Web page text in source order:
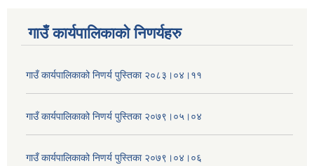
गाउँ कार्यपालिकाकाे निणर्यहरु
गाउँ कार्यपालिकाको निणर्य पुस्तिका २०८३।०४।११
गाउँ कार्यपालिकाको निणर्य पुस्तिका २०७९।०५।०४
गाउँ कार्यपालिकाको निणर्य पुस्तिका २०७९।०४।०६